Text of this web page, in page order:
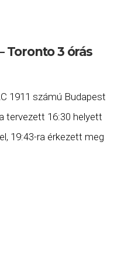
Toronto 3 órás
1911 számú Budapest
tervezett 16:30 helyett
19:43-ra érkezett meg